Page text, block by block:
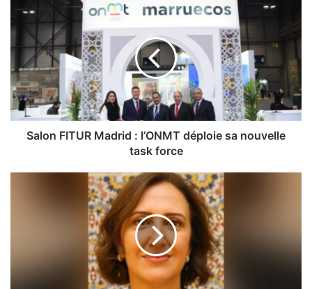
FITUR
Madrid
:
l’ONMT
déploie
sa
nouvelle
task
forceSalon FITUR Madrid : l’ONMT déploie sa nouvelle
task force